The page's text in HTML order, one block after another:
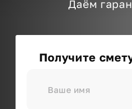
Даём
Получите